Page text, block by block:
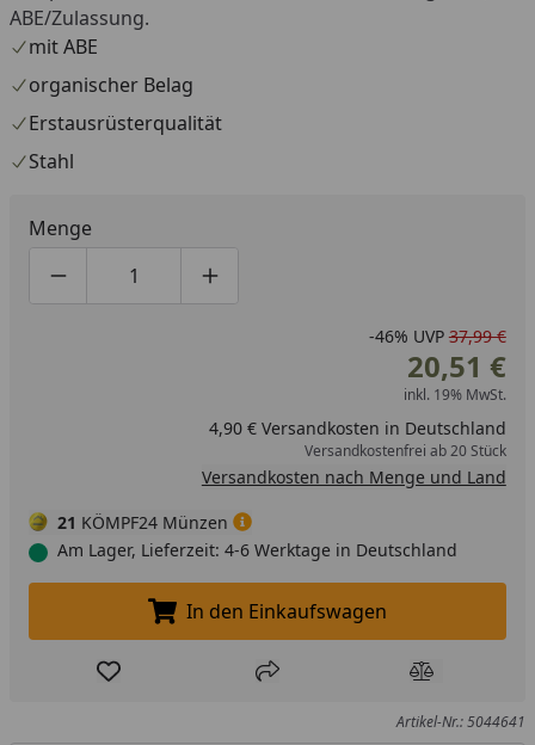
ABE/Zulassung.
mit ABE
organischer Belag
Erstausrüsterqualität
Stahl
Menge
Produktmenge um eins verringern
Produktmenge manuell eingeben
Produktmenge um eins erhöhen
-46% UVP 37,99 €
20,51 €
inkl. 19% MwSt.
4,90 € Versandkosten in Deutschland
Versandkostenfrei ab 20 Stück
Versandkosten nach Menge und Land
21 KÖMPF24 Münzen
Am Lager, Lieferzeit: 4-6 Werktage in Deutschland
In den Einkaufswagen legen
In den Einkaufswagen
Produkt zur Wunschliste hinzufügen
Teilen Produkt
Artikel-Nr.: 5044641